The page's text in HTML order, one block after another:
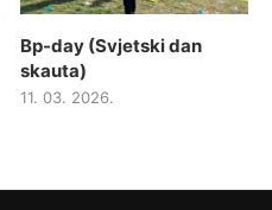
Bp-day (Svjetski dan
skauta)
11. 03. 2026.